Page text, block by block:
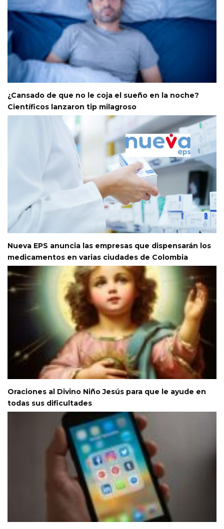
¿Cansado de que no le coja el sueño en la noche?
Científicos lanzaron tip milagroso
Nueva EPS anuncia las empresas que dispensarán los
medicamentos en varias ciudades de Colombia
Oraciones al Divino Niño Jesús para que le ayude en
todas sus dificultades